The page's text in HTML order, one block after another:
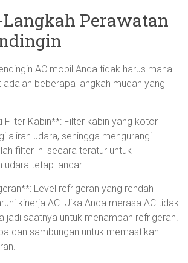
Perawatan
AC mobil Anda tidak harus mahal
adalah beberapa langkah mudah yang
Filter Kabin**: Filter kabin yang kotor
aliran udara, sehingga mengurangi
filter ini secara teratur untuk
udara tetap lancar.
Level refrigeran yang rendah
kinerja AC. Jika Anda merasa AC tidak
jadi saatnya untuk menambah refrigeran.
dan sambungan untuk memastikan